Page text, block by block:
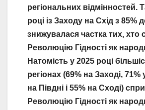
регіональних відмінностей.
році із Заходу на Схід з 85%
знижувалася частка тих, хто
Революцію Гідності як
Натомість у 2025 році
регіонах (69% на Заході, 71%
на Півдні і 55% на Сході)
Революцію Гідності як